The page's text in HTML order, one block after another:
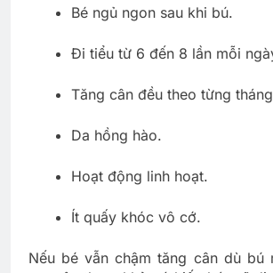
Bé ngủ ngon sau khi bú.
Đi tiểu từ 6 đến 8 lần mỗi
Tăng cân đều theo từng
Da hồng hào.
Hoạt động linh hoạt.
Ít quấy khóc vô cớ.
Nếu bé vẫn chậm tăng cân dù bú